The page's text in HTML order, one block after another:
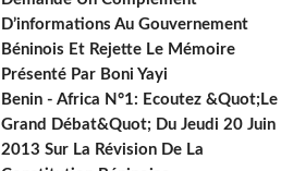
D’informations Au Gouvernement
Béninois Et Rejette Le Mémoire
Présenté Par Boni Yayi
Benin - Africa N°1: Ecoutez &Quot;Le
Grand Débat&Quot; Du Jeudi 20 Juin
2013 Sur La Révision De La